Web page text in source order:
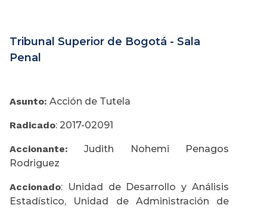
Tribunal Superior de Bogotá - Sala
Penal
Asunto: Acción de Tutela
Radicado: 2017-02091
Accionante: Judith Nohemi Penagos
Rodriguez
Accionado: Unidad de Desarrollo y Análisis
Estadístico, Unidad de Administración de